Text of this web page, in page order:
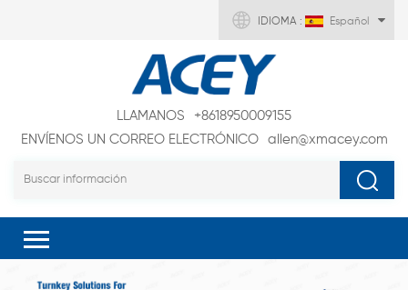
IDIOMA : Español
LLAMANOS
+8618950009155
ENVÍENOS UN CORREO ELECTRÓNICO
allen@xmacey.com